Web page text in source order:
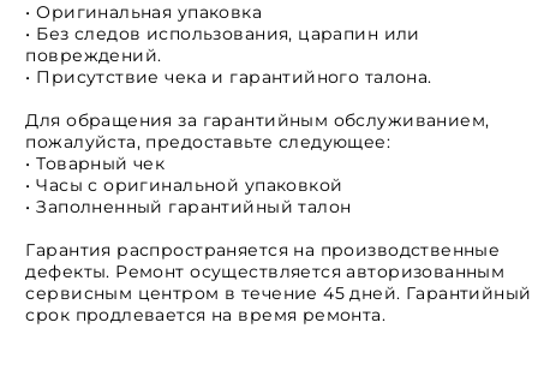
• Оригинальная упаковка
• Без следов использования, царапин или
повреждений.
• Присутствие чека и гарантийного талона.
Для обращения за гарантийным обслуживанием,
пожалуйста, предоставьте следующее:
• Товарный чек
• Часы с оригинальной упаковкой
• Заполненный гарантийный талон
Гарантия распространяется на производственные
дефекты. Ремонт осуществляется авторизованным
сервисным центром в течение 45 дней. Гарантийный
срок продлевается на время ремонта.